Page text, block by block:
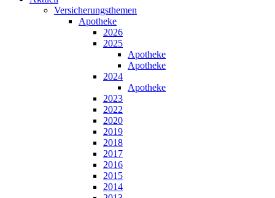
Versicherungsthemen
Apotheke
2026
2025
Apotheke
Apotheke
2024
Apotheke
2023
2022
2020
2019
2018
2017
2016
2015
2014